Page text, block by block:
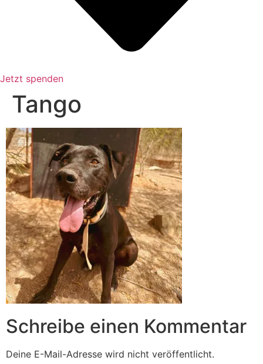
Jetzt spenden
Tango
Schreibe einen Kommentar
Deine E-Mail-Adresse wird nicht veröffentlicht.